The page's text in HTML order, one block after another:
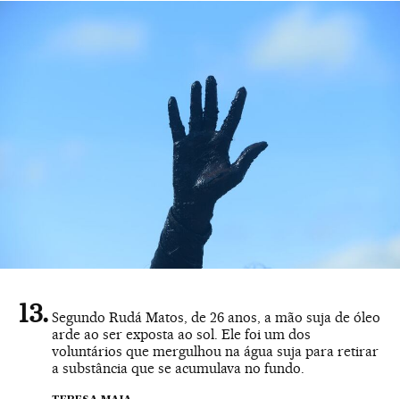
Segundo Rudá Matos, de 26 anos, a mão suja de óleo
arde ao ser exposta ao sol. Ele foi um dos
voluntários que mergulhou na água suja para retirar
a substância que se acumulava no fundo.